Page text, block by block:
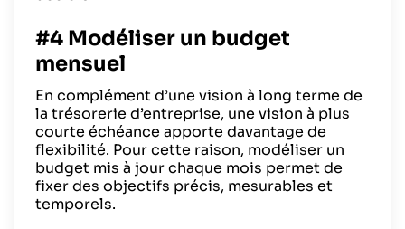
#4 Modéliser un budget
mensuel
En complément d’une vision à long terme de
la trésorerie d’entreprise, une vision à plus
courte échéance apporte davantage de
flexibilité. Pour cette raison, modéliser un
budget mis à jour chaque mois permet de
fixer des objectifs précis, mesurables et
temporels.